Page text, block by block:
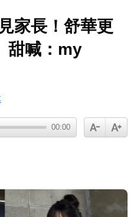
家長！舒華更
甜喊：my
00:00